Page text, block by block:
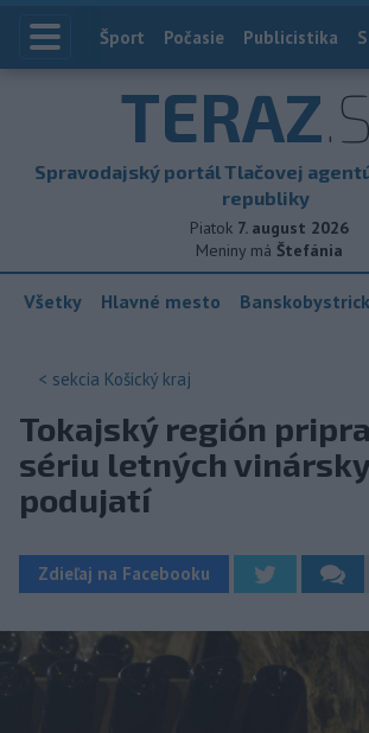
Index
Šport Počasie Publicistika
TERAZ
Spravodajský portál Tlačovej
republiky
Piatok 7. august 2026
Meniny má Štefánia
Všetky Hlavné mesto
< sekcia Košický kraj
Tokajský región
sériu letných
podujatí
Zdieľaj na Facebooku